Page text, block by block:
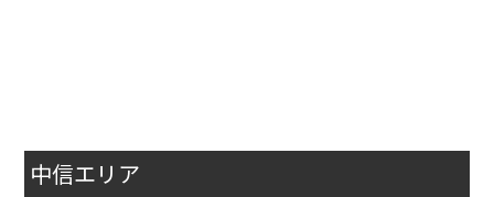
中信エリア